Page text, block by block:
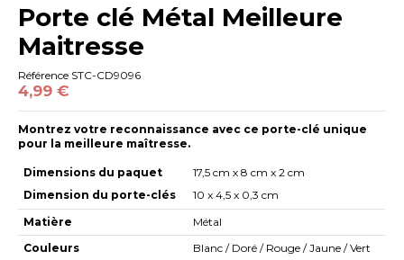
Porte clé Métal Meilleure
Maitresse
Référence STC-CD9096
4,99 €
Montrez votre reconnaissance avec ce porte-clé unique
pour la meilleure maîtresse.
Dimensions du paquet
Dimension du porte-clés
17,5 cm x 8 cm x 2 cm
10 x 4,5 x 0,3 cm
Matière
Métal
Couleurs
Blanc / Doré / Rouge / Jaune / Vert